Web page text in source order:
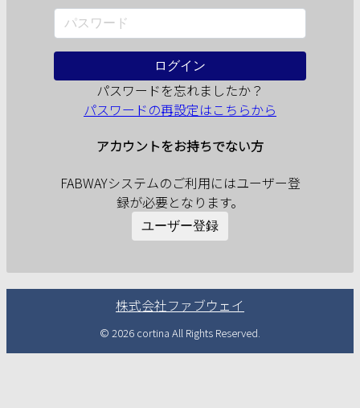
ログイン
パスワードを忘れましたか？
パスワードの再設定はこちらから
アカウントをお持ちでない方
FABWAYシステムのご利用にはユーザー登
録が必要となります。
ユーザー登録
株式会社ファブウェイ
© 2026 cortina All Rights Reserved.